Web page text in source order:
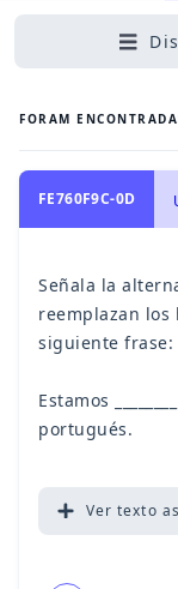
FORAM
FE760F9C-0D
Señala la
reemplazan los
siguiente frase:
Estamos
portugués.
Ver texto